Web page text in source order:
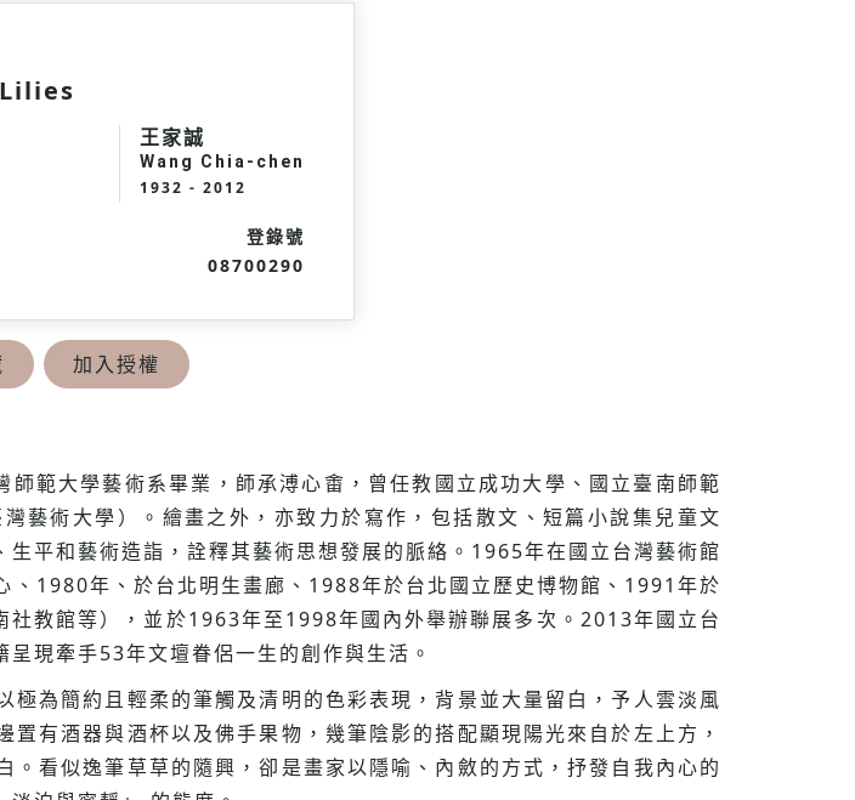
王家誠
Wang Chia-chen
1932 - 2012
登錄號
08700290
加入授權
範大學藝術系畢業，師承溥心畬，曾任教國立成功大學、國立臺南師範
藝術大學）。繪畫之外，亦致力於寫作，包括散文、短篇小說集兒童文
平和藝術造詣，詮釋其藝術思想發展的脈絡。1965年在國立台灣藝術館
1980年、於台北明生畫廊、1988年於台北國立歷史博物館、1991年於
教館等），並於1963年至1998年國內外舉辦聯展多次。2013年國立台
現牽手53年文壇眷侶一生的創作與生活。
為簡約且輕柔的筆觸及清明的色彩表現，背景並大量留白，予人雲淡風
有酒器與酒杯以及佛手果物，幾筆陰影的搭配顯現陽光來自於左上方，
看似逸筆草草的隨興，卻是畫家以隱喻、內斂的方式，抒發自我內心的